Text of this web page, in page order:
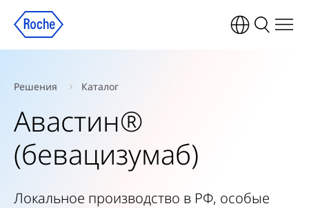
Решения Каталог
Авастин®
(бевацизумаб)
Локальное производство в РФ, особые